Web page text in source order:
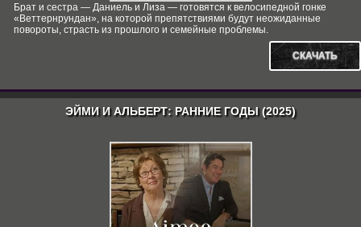
Брат и сестра — Даниель и Лиза — готовятся к велосипедной гонке
«Веттернрундан», на которой препятствиями будут неожиданные
повороты, страсть из прошлого и семейные проблемы.
СКАЧАТЬ
ЭЙМИ И АЛЬБЕРТ: РАННИЕ ГОДЫ (2025)